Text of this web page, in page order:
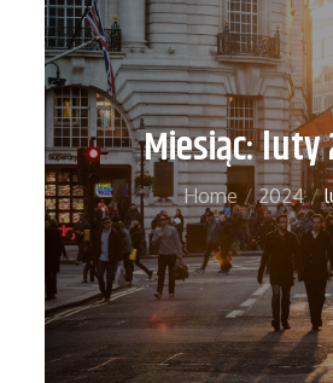
Miesiąc:luty
Home 2024